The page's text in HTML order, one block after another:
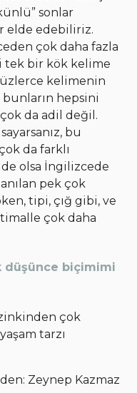
sonlar
elde edebiliriz.
çok daha fazla
tek bir kök kelime
kelimenin
hepsini
da adil değil.
bu
da farklı
olsa İngilizcede
pek çok
tipi, çığ gibi, ve
çok daha
düşünce biçimimi
çok
tarzı
Zeynep Kazmaz